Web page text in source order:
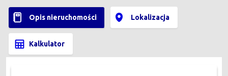
Opis nieruchomości Lokalizacja
Kalkulator